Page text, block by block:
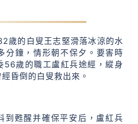
歲的白叟王志堅滑落冰涼的水
分鐘，情形朝不保夕。要害時
56歲的職工盧紅兵途經，縱身
昏倒的白叟救出來。
到甦醒并確保平安后，盧紅兵